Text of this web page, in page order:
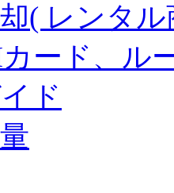
( レンタ
ード、ル
ド